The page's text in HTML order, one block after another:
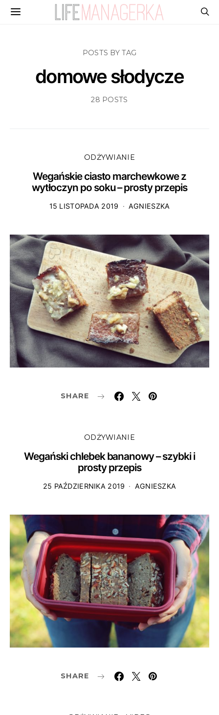
POSTS BY TAG
domowe słodycze
28 POSTS
ODŻYWIANIE
Wegańskie ciasto marchewkowe z
wytłoczyn po soku – prosty przepis
15 LISTOPADA 2019 AGNIESZKA
SHARE
ODŻYWIANIE
Wegański chlebek bananowy – szybki i
prosty przepis
25 PAŹDZIERNIKA 2019 AGNIESZKA
SHARE